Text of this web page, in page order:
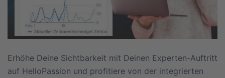
Erhöhe Deine Sichtbarkeit mit Deinen Experten-Auftritt
auf HelloPassion und profitiere von der integrierten